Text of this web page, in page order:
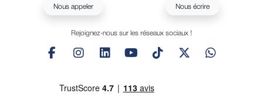
Nous appeler Nous écrire
Rejoignez-nous sur les réseaux sociaux !